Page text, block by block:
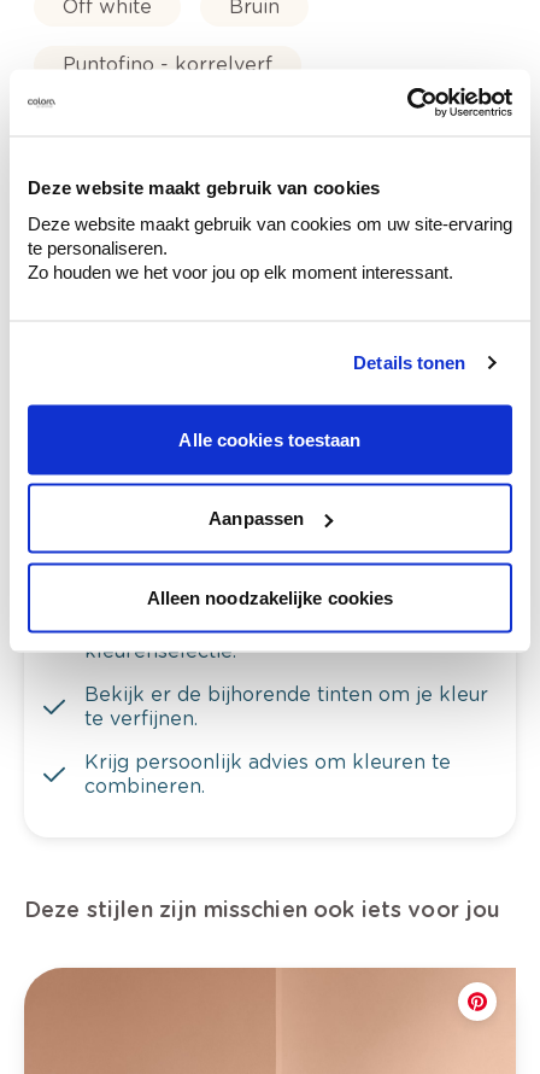
Deze website maakt gebruik van cookies
Deze website maakt gebruik van cookies om uw site-ervaring
te personaliseren.
Zo houden we het voor jou op elk moment interessant.
Details tonen
Alle cookies toestaan
Aanpassen
Alleen noodzakelijke cookies
Off white Bruin
Puntofino - korrelverf
Kleuradvies aan huis
Krijg kleuradvies op basis van de lichtinval
Krijg ineens een technologische check-up
Bekijk je kleur in de winkel
Ontdek er kleurechte stalen van je
kleurenselectie.
Bekijk er de bijhorende tinten om je kleur
te verfijnen.
Krijg persoonlijk advies om kleuren te
combineren.
Deze stijlen zijn misschien ook iets voor jou